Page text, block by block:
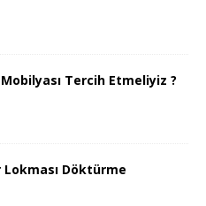
Tercih Etmeliyiz ?
Lokması Döktürme